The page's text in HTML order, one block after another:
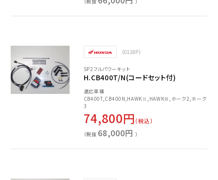
（0118P）
SP2フルパワーキット
H.CB400T/N(コードセット付)
適応車種
CB400T,CB400N,HAWKⅡ,HAWKⅢ,ホーク2,ホーク
3
74,800円（税込）
（税抜 68,000円 ）